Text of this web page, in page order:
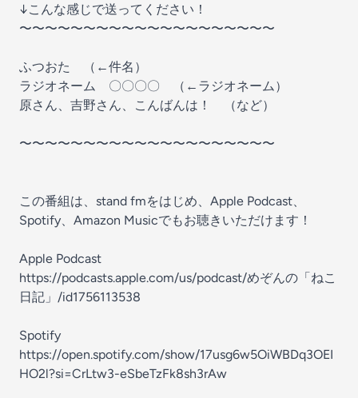
↓こんな感じで送ってください！
〜〜〜〜〜〜〜〜〜〜〜〜〜〜〜〜〜〜〜〜
ふつおた （←件名）
ラジオネーム 〇〇〇〇 （←ラジオネーム）
原さん、吉野さん、こんばんは！ （など）
〜〜〜〜〜〜〜〜〜〜〜〜〜〜〜〜〜〜〜〜
この番組は、stand fmをはじめ、Apple Podcast、
Spotify、Amazon Musicでもお聴きいただけます！
Apple Podcast
https://podcasts.apple.com/us/podcast/めぞんの「ねこ
日記」/id1756113538
Spotify
https://open.spotify.com/show/17usg6w5OiWBDq3OEI
HO2l?si=CrLtw3-eSbeTzFk8sh3rAw